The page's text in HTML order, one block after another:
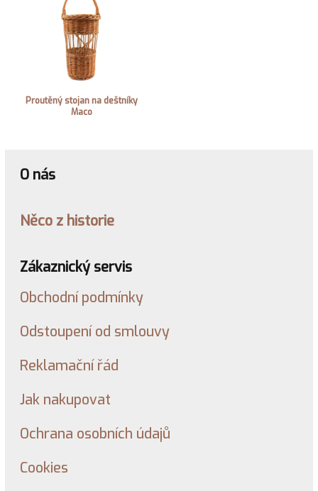
Proutěný stojan na deštníky
Maco
O nás
Něco z historie
Zákaznický servis
Obchodní podmínky
Odstoupení od smlouvy
Reklamační řád
Jak nakupovat
Ochrana osobních údajů
Cookies